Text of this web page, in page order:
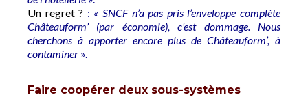
Un regret ? : « SNCF n’a pas pris l’enveloppe complète
Châteauform’ (par économie), c’est dommage. Nous
cherchons à apporter encore plus de Châteauform’, à
contaminer ».
Faire coopérer deux sous-systèmes